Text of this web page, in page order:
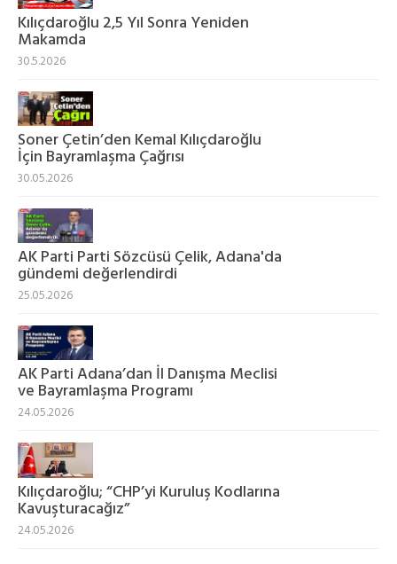
Kılıçdaroğlu 2,5 Yıl Sonra Yeniden
Makamda
30.5.2026
Soner Çetin’den Kemal Kılıçdaroğlu
İçin Bayramlaşma Çağrısı
30.05.2026
AK Parti Parti Sözcüsü Çelik, Adana'da
gündemi değerlendirdi
25.05.2026
AK Parti Adana’dan İl Danışma Meclisi
ve Bayramlaşma Programı
24.05.2026
Kılıçdaroğlu; “CHP’yi Kuruluş Kodlarına
Kavuşturacağız”
24.05.2026